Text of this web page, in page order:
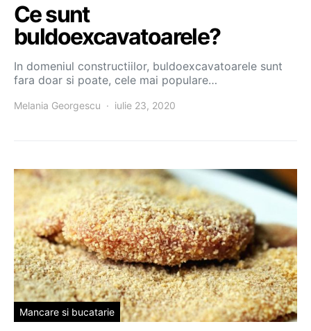
Ce sunt
buldoexcavatoarele?
In domeniul constructiilor, buldoexcavatoarele sunt
fara doar si poate, cele mai populare…
Melania Georgescu iulie 23, 2020
Mancare si bucatarie